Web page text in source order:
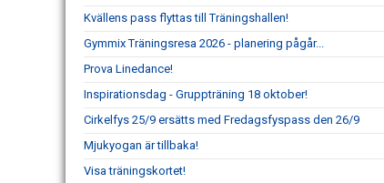
Kvällens pass flyttas till Träningshallen!
Gymmix Träningsresa 2026 - planering pågår...
Prova Linedance!
Inspirationsdag - Gruppträning 18 oktober!
Cirkelfys 25/9 ersätts med Fredagsfyspass den 26/9
Mjukyogan är tillbaka!
Visa träningskortet!